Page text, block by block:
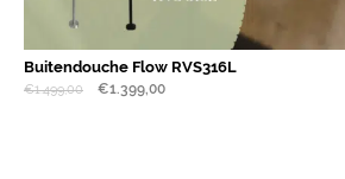
Buitendouche Flow RVS316L
€1.499,00 €1.399,00